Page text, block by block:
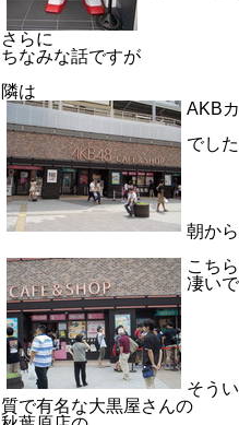
さらに
ちなみな話ですが
隣は
AKB
でした
朝か
こち
凄い
そう
質で有名な大黒屋さんの